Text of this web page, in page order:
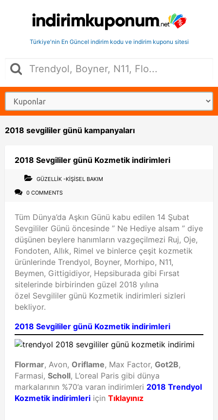
Türkiye'nin En Güncel indirim kodu ve indirim kuponu sitesi
2018 sevgililer günü kampanyaları
2018 Sevgililer günü Kozmetik indirimleri
GÜZELLIK -KIŞISEL BAKIM
0 COMMENTS
Tüm Dünya’da Aşkın Günü kabu edilen 14 Şubat
Sevgililer Günü öncesinde ” Ne Hediye alsam ” diye
düşünen beylere hanımların vazgeçilmezi Ruj, Oje,
Fondoten, Allık, Rimel ve binlerce çeşit kozmetik
ürünlerinde Trendyol, Boyner, Morhipo, N11,
Beymen, Gittigidiyor, Hepsiburada gibi Fırsat
sitelerinde birbirinden güzel 2018 yılına
özel Sevgililer günü Kozmetik indirimleri sizleri
bekliyor.
2018 Sevgililer günü Kozmetik indirimleri
Flormar, Avon, Oriflame, Max Factor, Got2B,
Farmasi, Scholl, L’oreal Paris gibi dünya
markalarının %70’a varan indirimleri 2018 Trendyol
Kozmetik indirimleri için Tıklayınız